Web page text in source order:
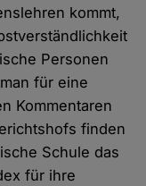
kommt,
Personen
für eine
Kommentaren
finden
Schule das
für ihre